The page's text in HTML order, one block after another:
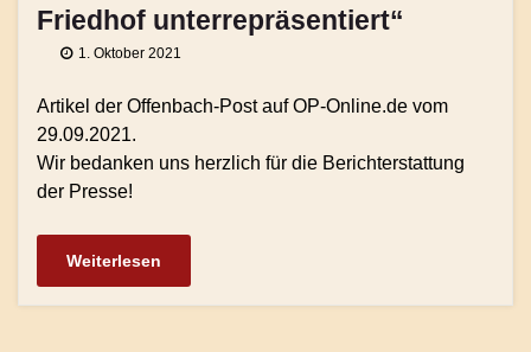
Friedhof unterrepräsentiert“
1. Oktober 2021
Artikel der Offenbach-Post auf OP-Online.de vom
29.09.2021.
Wir bedanken uns herzlich für die Berichterstattung
der Presse!
Weiterlesen